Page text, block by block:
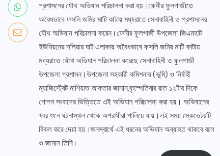
প্রশাসনের যৌথ অভিযান পরিচালনা করা হয়।ফেনীর ফুলগাজীতে
অবৈধভাবে ফসলি জমির মাটি কাটায় মধ্যরাতে সেনাবাহিনী ও প্রশাসনের
যৌথ অভিযান পরিচালনা করেন।ফেনীর ফুলগাজী উপজেলা জিএমহাট
ইউনিয়নের সলিয়ার ঘাট এলাকায় অবৈধভাবে ফসলি জমির মাটি কাটায়
মধ্যরাতে যৌথ অভিযান পরিচালনা করেছে সেনাবাহিনী ও ফুলগাজী
উপজেলা প্রশাসন।উপজেলা সহকারী কমিশনার (ভূমি) ও নির্বাহী
ম্যাজিস্ট্রেট মাশিয়াত আকতার জানান,বৃহস্পতিবার রাত ১২টার দিকে
গোপন সংবাদের ভিত্তিতে এই অভিযান পরিচালনা করা হয়। অভিযানের
খবর শুনে ঘটনাস্থল থেকে অপরাধীরা পালিয়ে যায়।এই সময় স্কেভেটরটি
বিকল করে দেয়া হয়।জনস্বার্থে এই ধরনের অভিযান অব্যাহত থাকবে বলে
ও জানান তিনি।